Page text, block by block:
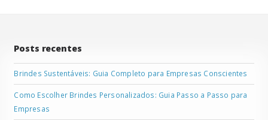
Posts recentes
Brindes Sustentáveis: Guia Completo para Empresas Conscientes
Como Escolher Brindes Personalizados: Guia Passo a Passo para
Empresas